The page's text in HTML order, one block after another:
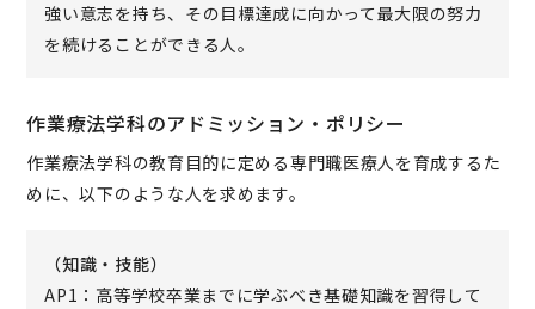
強い意志を持ち、その目標達成に向かって最大限の努力
を続けることができる人。
作業療法学科のアドミッション・ポリシー
作業療法学科の教育目的に定める専門職医療人を育成するた
めに、以下のような人を求めます。
（知識・技能）
AP1：高等学校卒業までに学ぶべき基礎知識を習得して